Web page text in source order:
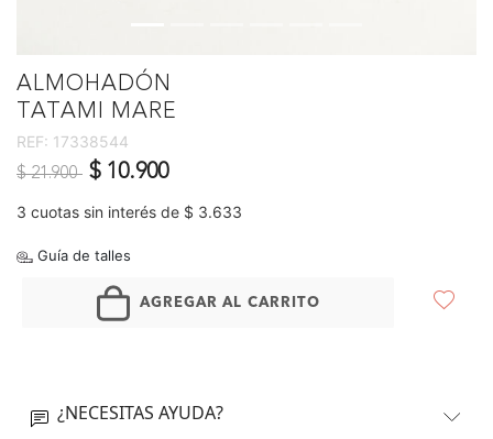
ALMOHADÓN
TATAMI MARE
REF: 17338544
Precio reducido de
$ 21.900 a$ 10.900
3 cuotas sin interés de $ 3.633
Guía de talles
AGREGAR AL CARRITO
¿NECESITAS AYUDA?